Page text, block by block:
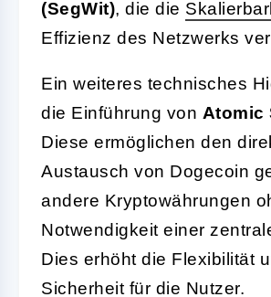
(SegWit), die die
Effizienz des Netzwerks
Ein weiteres technisches
die Einführung von Atomic
Diese ermöglichen den
Austausch von Dogecoin
andere Kryptowährungen
Notwendigkeit einer
Dies erhöht die Flexibilität
Sicherheit für die Nutzer.